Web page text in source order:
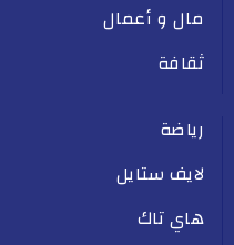
مال و أعمال
ثقافة
رياضة
لايف ستايل
هاي تاك